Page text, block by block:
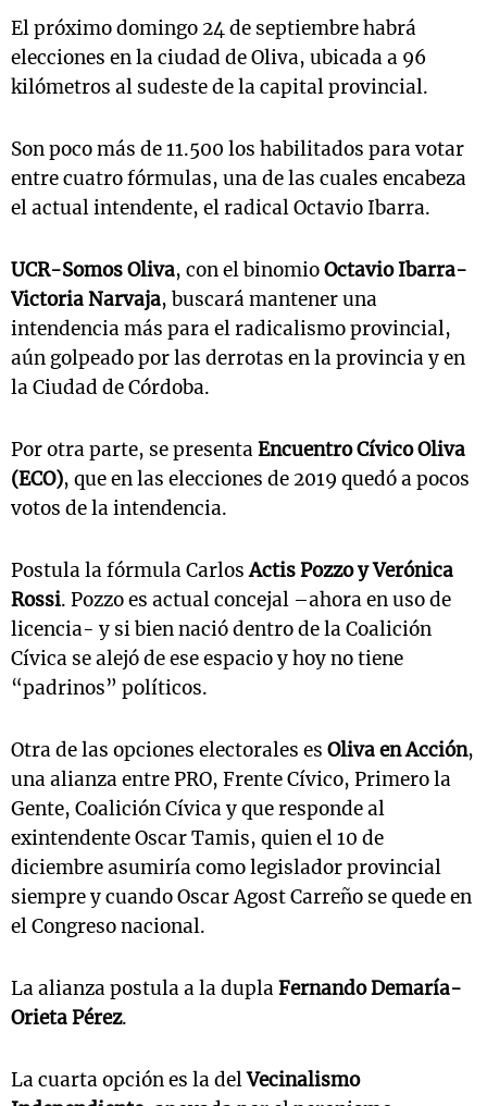
El próximo domingo 24 de septiembre habrá
elecciones en la ciudad de Oliva, ubicada a 96
kilómetros al sudeste de la capital provincial.
Son poco más de 11.500 los habilitados para votar
entre cuatro fórmulas, una de las cuales encabeza
el actual intendente, el radical Octavio Ibarra.
UCR-Somos Oliva, con el binomioOctavio Ibarra-
Victoria Narvaja, buscará mantener una
intendencia más para el radicalismo provincial,
aún golpeado por las derrotas en la provincia y en
la Ciudad de Córdoba.
Por otra parte, se presentaEncuentro Cívico Oliva
(ECO), que en las elecciones de 2019 quedó a pocos
votos de la intendencia.
Postula la fórmula CarlosActis Pozzo y Verónica
Rossi. Pozzo es actual concejal –ahora en uso de
licencia- y si bien nació dentro de la Coalición
Cívica se alejó de ese espacio y hoy no tiene
“padrinos” políticos.
Otra de las opciones electorales es Oliva en Acción,
una alianza entre PRO, Frente Cívico, Primero la
Gente, Coalición Cívica y que responde al
exintendente Oscar Tamis, quien el 10 de
diciembre asumiría como legislador provincial
siempre y cuando Oscar Agost Carreño se quede en
el Congreso nacional.
La alianza postula a la duplaFernando Demaría-
Orieta Pérez.
La cuarta opción es la delVecinalismo